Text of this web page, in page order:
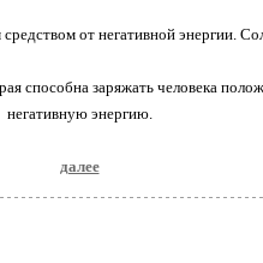
от негативной энергии.
способна заряжать человека
негативную энергию.
далее